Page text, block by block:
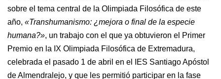
sobre el tema central de la Olimpiada Filosófica de este
año, «Transhumanismo: ¿mejora o final de la especie
humana?», un trabajo con el que ya obtuvieron el Primer
Premio en la IX Olimpiada Filosófica de Extremadura,
celebrada el pasado 1 de abril en el IES Santiago Apóstol
de Almendralejo, y que les permitió participar en la fase